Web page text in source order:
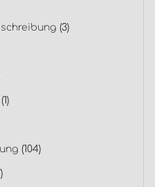
(3)
(1)
(104)